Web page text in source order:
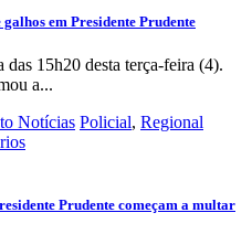
em Presidente Prudente
15h20 desta terça-feira (4).
a...
Notícias Policial, Regional
Prudente começam a multar